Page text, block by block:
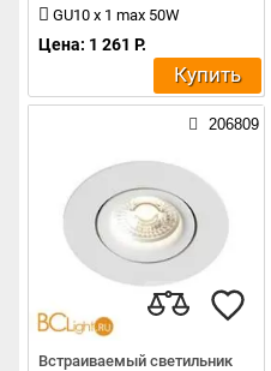
GU10 x 1 max 50W
Цена: 1 261 Р.
Купить
206809
Встраиваемый светильник